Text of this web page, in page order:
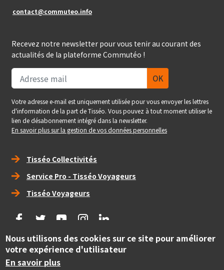
contact@commuteo.info
Recevez notre newsletter pour vous tenir au courant des
actualités de la plateforme Commutéo !
Votre adresse e-mail est uniquement utilisée pour vous envoyer les lettres
d'information de la part de Tisséo. Vous pouvez à tout moment utiliser le
lien de désabonnement intégré dans la newsletter.
En savoir plus sur la gestion de vos données personnelles
Right_footer
Tisséo Collectivités
Service Pro - Tisséo Voyageurs
Tisséo Voyageurs
social
Copyright
© Tisséo Collectivités 2020 - Autorité organisatrice des
mobilités de la grande agglomération toulousaine.
Nous utilisons des cookies sur ce site pour améliorer
votre expérience d'utilisateur
En savoir plus